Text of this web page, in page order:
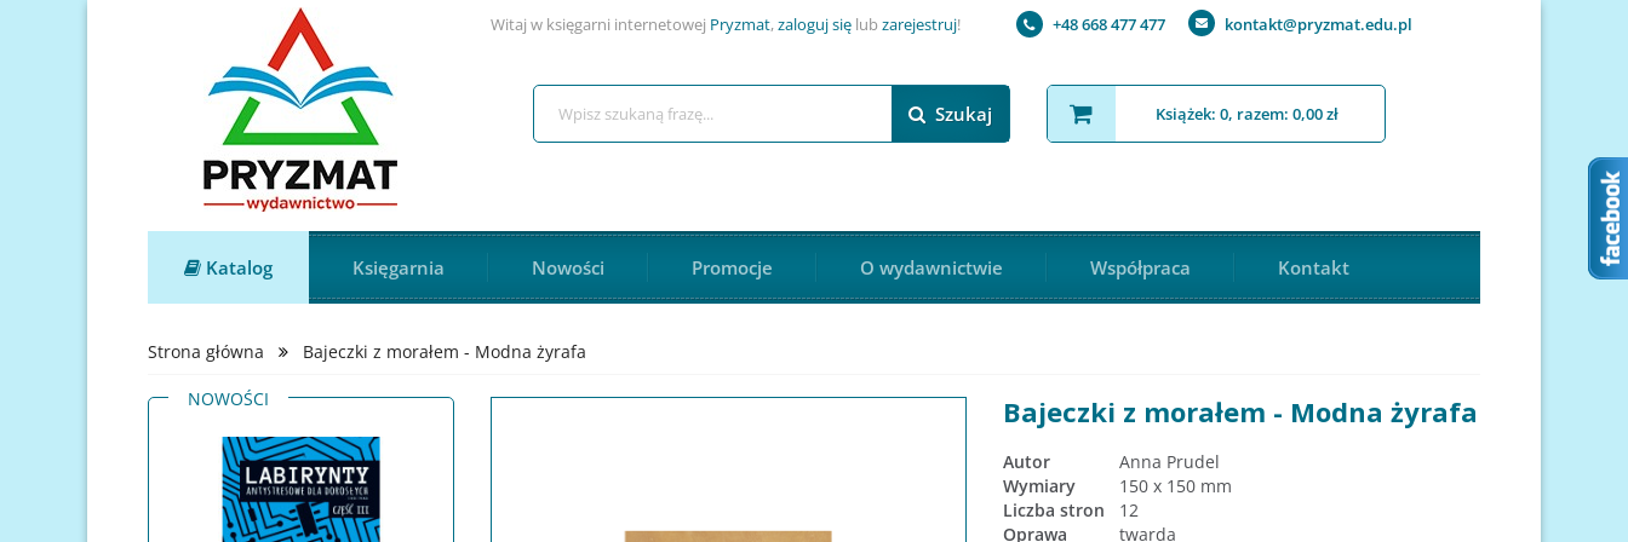
Witaj w księgarni internetowej Pryzmat,zaloguj sięlub zarejestruj! +48 668 477 477 kontakt@pryzmat.edu.pl
Szukaj Książek: 0, razem: 0,00 zł
Katalog Księgarnia Nowości Promocje O wydawnictwie Współpraca Kontakt
Strona główna Bajeczki z morałem - Modna żyrafa
NOWOŚCI Bajeczki z morałem - Modna żyrafa
Autor
Anna Prudel
Wymiary
150 x 150 mm
Liczba stron
12
Oprawa
twarda